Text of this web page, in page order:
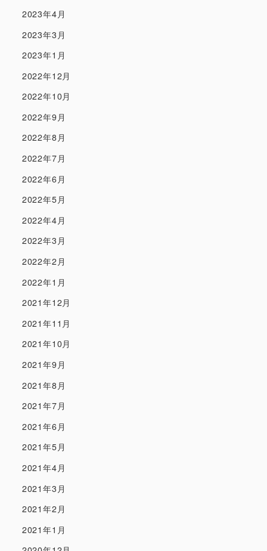
2023年4月
2023年3月
2023年1月
2022年12月
2022年10月
2022年9月
2022年8月
2022年7月
2022年6月
2022年5月
2022年4月
2022年3月
2022年2月
2022年1月
2021年12月
2021年11月
2021年10月
2021年9月
2021年8月
2021年7月
2021年6月
2021年5月
2021年4月
2021年3月
2021年2月
2021年1月